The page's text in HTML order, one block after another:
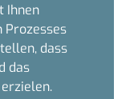
Ihnen
Prozesses
dass
das